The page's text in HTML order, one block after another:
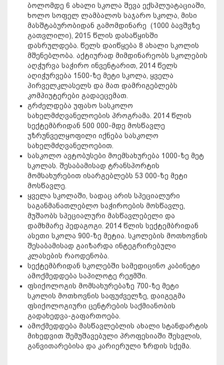
ბოლომდე 6 ახალი სკოლა შევა ექსპლუატაციაში,
ხოლო სოფელ ლამბალოს საჯარო სკოლა, მისი
მასშტაბურობიდან გამომდინარე (1000 ბავშვზე
გათვლილი), 2015 წლის დასაწყისში
დასრულდება. წელს დაიწყება 8 ახალი სკოლის
მშენებლობა. აქტიურად მიმდინარეობს სკოლების
აღჭურვა საჭირო ინვენტარით, 2014 წელს
აღიჭურვება 1500-ზე მეტი სკოლა, ყველა
პირველკლასელს და მათ დამრიგებლებს
კომპიუტერები გადაეცემათ.
გრძელდება უფასო სასკოლო
სახელმძღვანელოების პროგრამა. 2014 წლის
სექტემბრიდან 500 000-მდე მოსწავლე
უზრუნველყოფილი იქნება სასკოლო
სახელმძღვანელოებით.
სასკოლო ავტობუსები მოემსახურება 1000-ზე მეტ
სკოლას. შესაბამისად ტრანსპორტის
მომსახურებით ისარგებლებს 53 000-ზე მეტი
მოსწავლე.
ყველა სკოლაში, სადაც არის სპეციალური
საგანმანათლებლო საჭიროების მოსწავლე,
მუშაობს სპეციალური მასწავლებელი და
დამხმარე პედაგოგი. 2014 წლის სექტემბრიდან
ასეთი სკოლა 900-ზე მეტია. სკოლების მოთხოვნის
შესაბამისად გაიზარდა ინტეგრირებული
კლასების რაოდენობა.
სექტემბრიდან სკოლებში სამედიცინო კაბინეტი
ამოქმედდება საპილოტე რეჟმში.
ფსიქოლოგის მომსახურებაზე 700-ზე მეტი
სკოლის მოთხოვნის საფუძველზე, დაიგეგმა
ფსიქოლოგიური ცენტრების საქმიანობის
გადახედვა-გაფართოება.
ამოქმედდება მასწავლებლის ახალი სტანდარტის
მიხედვით შემუშავებული პროფესიაში შესვლის,
განვითარებისა და კარიერული ზრდის სქემა.